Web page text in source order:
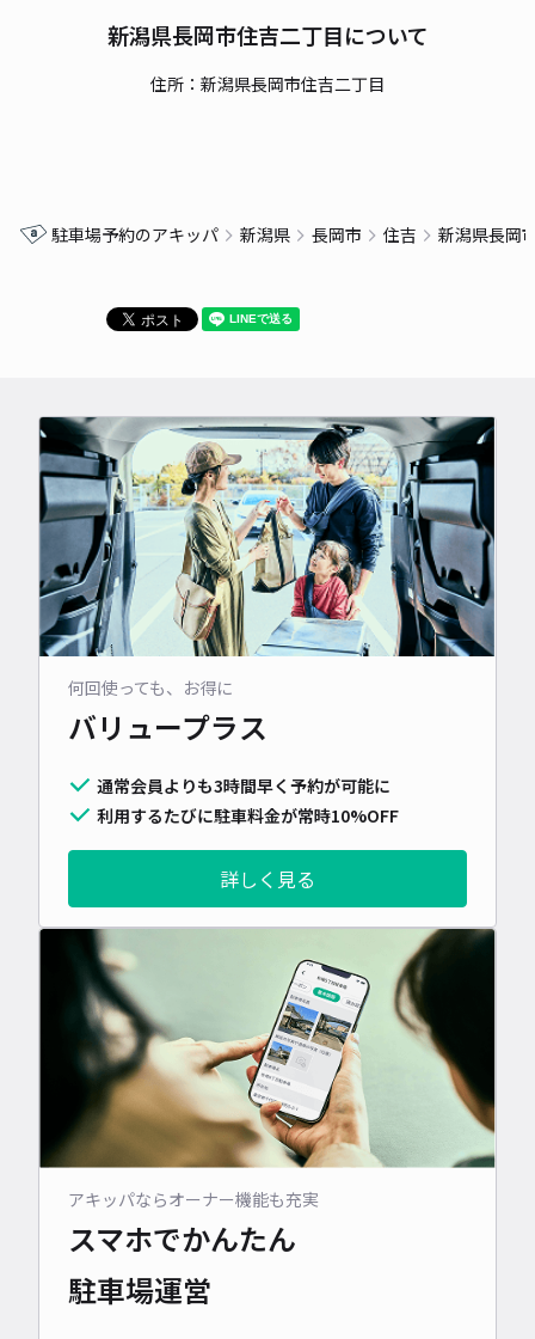
新潟県長岡市住吉二丁目について
住所：新潟県長岡市住吉二丁目
駐車場予約のアキッパ 新潟県 長岡市 住吉 新潟県長岡
何回使っても、お得に
バリュープラス
通常会員よりも3時間早く予約が可能に
利用するたびに駐車料金が常時10%OFF
詳しく見る
アキッパならオーナー機能も充実
スマホでかんたん
駐車場運営